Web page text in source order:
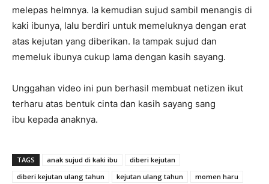
melepas helmnya. Ia kemudian sujud sambil menangis di
kaki ibunya, lalu berdiri untuk memeluknya dengan erat
atas kejutan yang diberikan. Ia tampak sujud dan
memeluk ibunya cukup lama dengan kasih sayang.
Unggahan video ini pun berhasil membuat netizen ikut
terharu atas bentuk cinta dan kasih sayang sang
ibu kepada anaknya.
TAGS anak sujud di kaki ibu
diberi kejutan
diberi kejutan ulang tahun
kejutan ulang tahun
momen haru